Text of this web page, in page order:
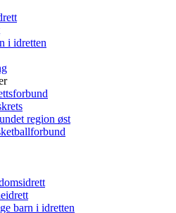
i idretten
region øst
barn i idretten